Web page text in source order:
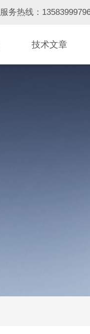
服务热线：
技术文章